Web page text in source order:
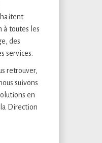
à toutes les
des
services.
retrouver,
suivons
en
la Direction